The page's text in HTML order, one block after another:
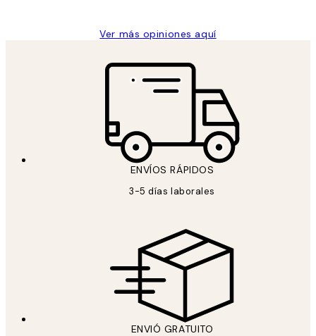
Ver más opiniones aquí
ENVÍOS RÁPIDOS
3-5 días laborales
ENVIÓ GRATUITO